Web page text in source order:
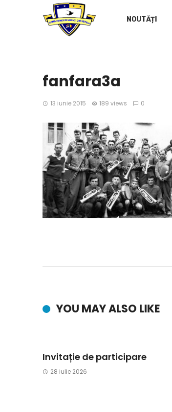
NOUTĂȚI
fanfara3a
13 iunie 2015 189 views 0
YOU MAY ALSO LIKE
Invitație de participare
28 iulie 2026